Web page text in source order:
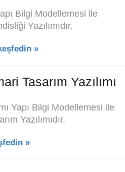
Bilgi Modellemesi ile
Yazılımıdır.
»
Tasarım Yazılımı
Yapı Bilgi Modellemesi ile
Yazılımıdır.
»